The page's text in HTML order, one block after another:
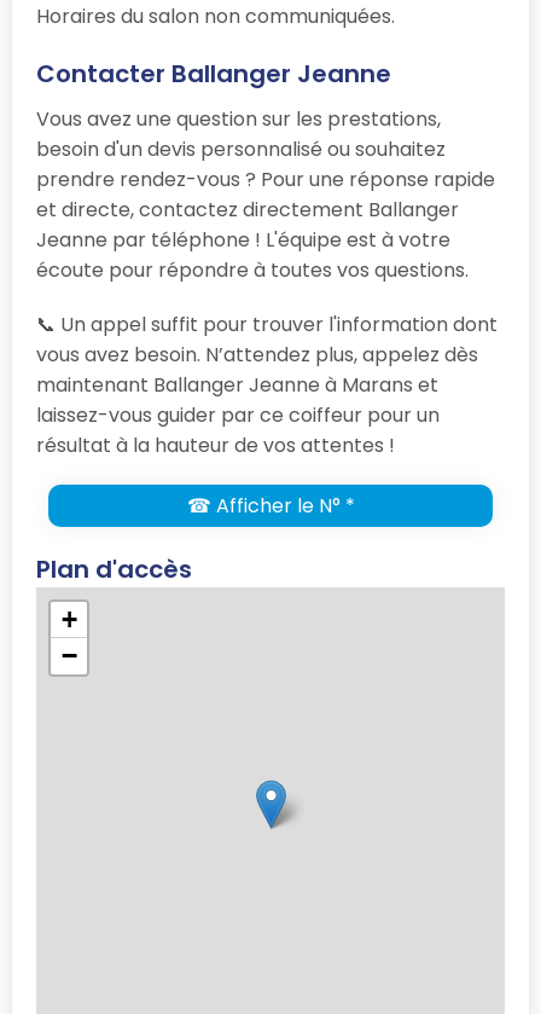
Horaires du salon non communiquées.
Contacter Ballanger Jeanne
Vous avez une question sur les prestations,
besoin d'un devis personnalisé ou souhaitez
prendre rendez-vous ? Pour une réponse rapide
et directe, contactez directement Ballanger
Jeanne par téléphone ! L'équipe est à votre
écoute pour répondre à toutes vos questions.
📞 Un appel suffit pour trouver l'information dont
vous avez besoin. N’attendez plus, appelez dès
maintenant Ballanger Jeanne à Marans et
laissez-vous guider par ce coiffeur pour un
résultat à la hauteur de vos attentes !
☎ Afficher le N° *
Plan d'accès
+
−